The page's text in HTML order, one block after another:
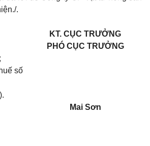
/.
số
KT. CỤC TRƯỞNG
PHÓ CỤC TRƯỞNG
Mai Sơn